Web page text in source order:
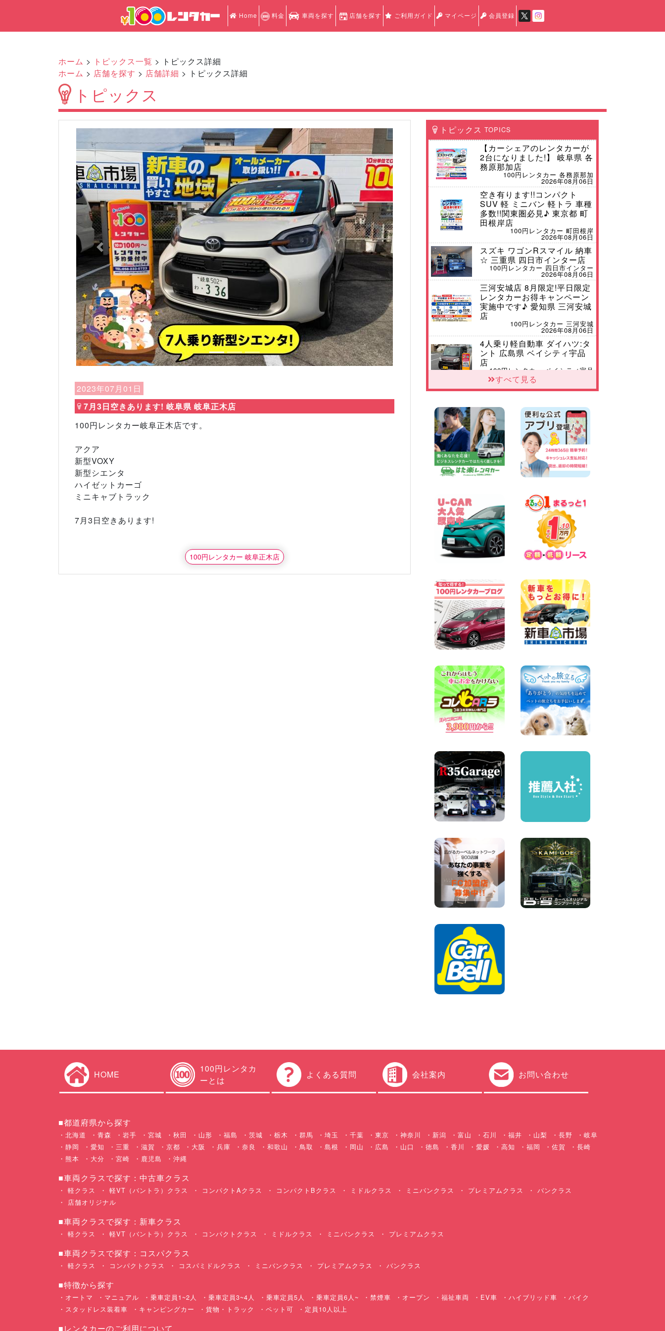
Home 料金 車両を探す 店舗を探す ご利用ガイド マイページ 会員登録
ホーム > トピックス一覧 > トピックス詳細
ホーム > 店舗を探す > 店舗詳細 > トピックス詳細
トピックス
Previous Next
2023年07月01日
7月3日空きあります! 岐阜県 岐阜正木店
100円レンタカー岐阜正木店です。
アクア
新型VOXY
新型シエンタ
ハイゼットカーゴ
ミニキャブトラック
7月3日空きあります!
100円レンタカー 岐阜正木店
トピックス TOPICS
【カーシェアのレンタカーが
2台になりました!】 岐阜県 各
務原那加店
100円レンタカー 各務原那加
2026年08月06日
空き有ります!!コンパクト
SUV 軽 ミニバン 軽トラ 車種
多数!!関東圏必見♪ 東京都 町
田根岸店
100円レンタカー 町田根岸
2026年08月06日
スズキ ワゴンRスマイル 納車
☆ 三重県 四日市インター店
100円レンタカー 四日市インター
2026年08月06日
三河安城店 8月限定!平日限定
レンタカーお得キャンペーン
実施中です♪ 愛知県 三河安城
店
100円レンタカー 三河安城
2026年08月06日
4人乗り軽自動車 ダイハツ:タ
ント 広島県 ベイシティ宇品
店
100円レンタカー ベイシティ宇品
体調崩してませんか?? 兵庫県
100円レンタカー 加古川
2026年08月06日
【佐渡の夏はレンタカーで自
由に!】 新潟県 両津店
100円レンタカー 両津
2026年08月06日
佐渡空港店はお盆も休まず営
業中! 新潟県 佐渡空港店
今週末空きあります☆ 大阪府
寝屋川太間東町店
100円レンタカー 寝屋川太間東町
2026年08月06日
☆ お盆特別乗り放題プラン
☆ 埼玉県 杉戸店
100円レンタカー 杉戸
2026年08月06日
ェア 墨田文花店 東京都 墨田
文花店
100円レンタカー 墨田文花
2026年08月06日
当社在庫車紹介【軽トラ】ハ
イゼットトラック 神奈川県
横浜旭南本宿町店
100円レンタカー 横浜旭南本宿町
横浜弥生台店限定!!夏季特別
キャンペーンのお知らせ!! 神
奈川県 横浜弥生台店
100円レンタカー 横浜弥生台
2026年08月06日
ハイエースワゴンGL!!クルー
ズコントロールが付いてい
る〜!! 福島県 福島笹木野店
※※超格安日額5,800円※※荷物
運びに最適の軽バンのレンタ
カー!! 出雲ドーム前店 島根県
出雲ドーム前店
100円レンタカー 出雲ドーム前
人気のスペイドワゴン ライト
100円レンタカー 羽田空港
2026年08月04日
お引越しに便利で最適!(禁煙
車両) 香川県 坂出川津店
100円レンタカー 坂出川津
2026年08月04日
ちょっとそこまで。もっと気
軽に 埼玉県 西武秩父駅前店
圧倒的な存在感!【トヨタ・メ
ガクルーザー】を体感できる
チャンスです! 千葉県 千葉北
店
★五所川原の夏を100円レン
すべて見る
HOME
100円レンタカ
ーとは
よくある質問 会社案内 お問い合わせ
■都道府県から探す
北海道 青森 岩手 宮城 秋田 山形 福島 茨城 栃木 群馬 埼玉 千葉 東京 神奈川 新潟 富山 石川 福井 山梨 長野
岐阜
静岡
愛知 三重 滋賀 京都 大阪 兵庫 奈良 和歌山 鳥取 島根 岡山 広島 山口 徳島 香川 愛媛 高知 福岡 佐賀
長崎
熊本
大分 宮崎 鹿児島 沖縄
■車両クラスで探す：中古車クラス
軽クラス 軽VT（バントラ）クラス コンパクトAクラス コンパクトBクラス ミドルクラス ミニバンクラス プレミアムクラス
バンクラス
店舗オリジナル
■車両クラスで探す：新車クラス
軽クラス 軽VT（バントラ）クラス コンパクトクラス ミドルクラス ミニバンクラス プレミアムクラス
■車両クラスで探す：コスパクラス
軽クラス コンパクトクラス コスパミドルクラス ミニバンクラス プレミアムクラス バンクラス
■特徴から探す
オートマ マニュアル 乗車定員1~2人 乗車定員3~4人 乗車定員5人 乗車定員6人~ 禁煙車 オープン 福祉車両 EV車 ハイブリッド車
バイク
スタッドレス装着車
キャンピングカー 貨物・トラック ペット可 定員10人以上
■レンタカーのご利用について